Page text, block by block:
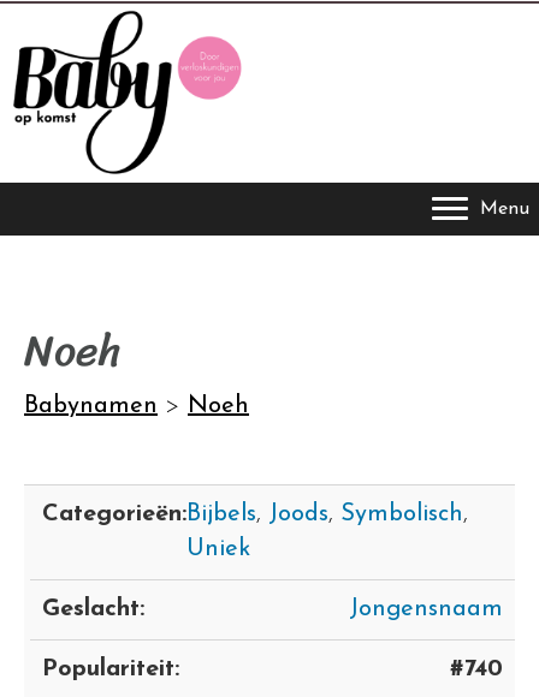
Menu
Noeh
Babynamen > Noeh
Categorieën:Bijbels, Joods, Symbolisch,
Uniek
Geslacht: Jongensnaam
Populariteit: #740